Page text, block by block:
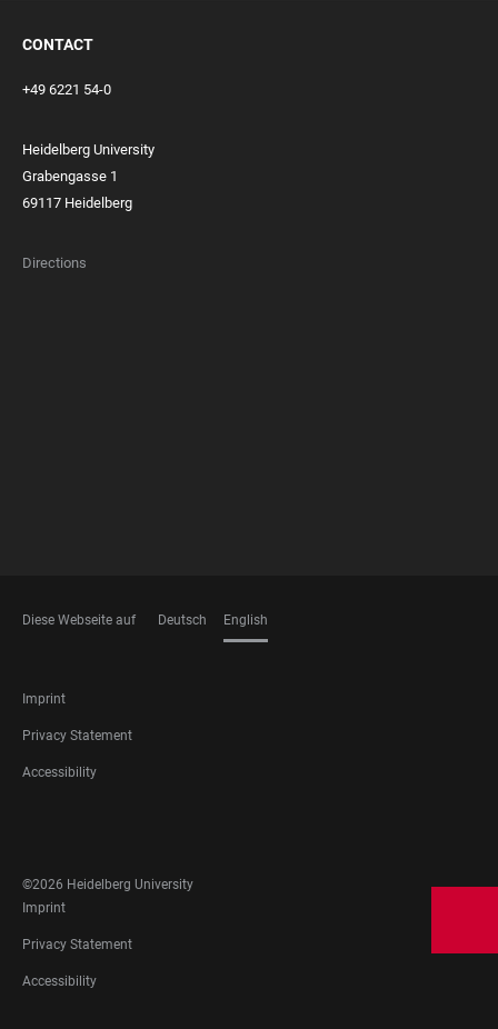
CONTACT
+49 6221 54-0
Heidelberg University
Grabengasse 1
69117 Heidelberg
Directions
Diese Webseite auf Deutsch English
FOOTER
LEGAL
Imprint
Privacy Statement
Accessibility
MEDIA
©2026 Heidelberg University
FOOTER
LEGAL
Imprint
Privacy Statement
Accessibility